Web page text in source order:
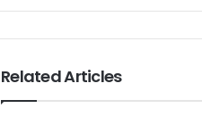
Related Articles